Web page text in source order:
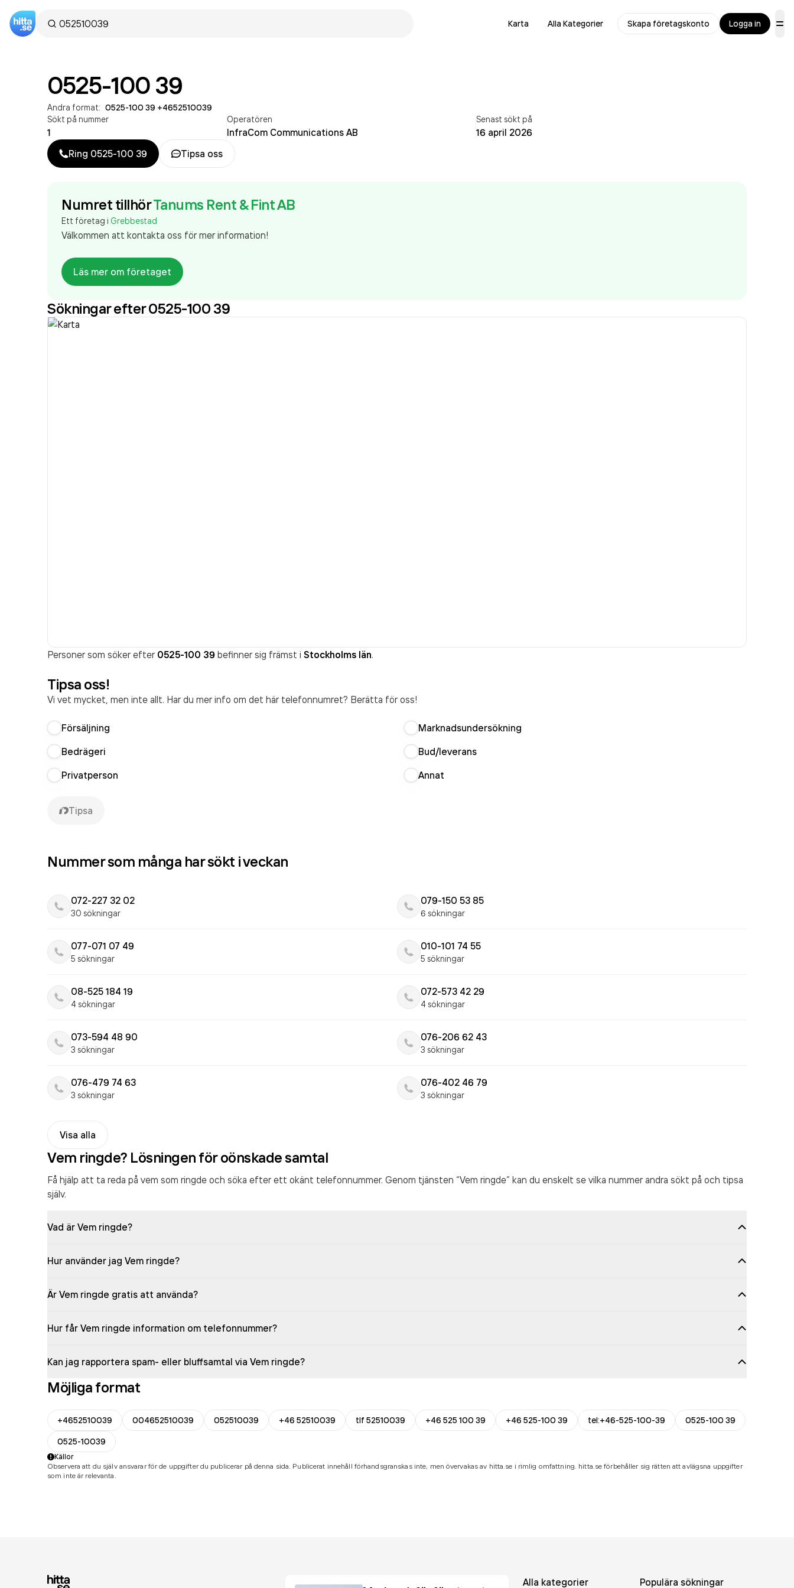
Karta Alla Kategorier Skapa företagskonto Logga in
0525-100 39
Andra format: 0525-100 39 +4652510039
Sökt på nummer
1
Operatören
InfraCom Communications AB
Senast sökt på
16 april 2026
Ring 0525-100 39 Tipsa oss
Numret tillhörTanums Rent & Fint AB
Ett företag i Grebbestad
Välkommen att kontakta oss för mer information!
Läs mer om företaget
Sökningar efter 0525-100 39
Personer som söker efter 0525-100 39 befinner sig främst i Stockholms län.
Tipsa oss!
Vi vet mycket, men inte allt. Har du mer info om det här telefonnumret? Berätta för oss!
Försäljning
Marknadsundersökning
Bedrägeri
Bud/leverans
Privatperson
Annat
Tipsa
Nummer som många har sökt i veckan
072-227 32 02
30 sökningar
079-150 53 85
6 sökningar
077-071 07 49
5 sökningar
010-101 74 55
5 sökningar
08-525 184 19
4 sökningar
072-573 42 29
4 sökningar
073-594 48 90
3 sökningar
076-206 62 43
3 sökningar
076-479 74 63
3 sökningar
076-402 46 79
3 sökningar
Visa alla
Vem ringde? Lösningen för oönskade samtal
Få hjälp att ta reda på vem som ringde och söka efter ett okänt telefonnummer. Genom tjänsten “Vem ringde” kan du enskelt se vilka nummer andra sökt på och tipsa
själv.
Vad är Vem ringde?
Hur använder jag Vem ringde?
Är Vem ringde gratis att använda?
Hur får Vem ringde information om telefonnummer?
Kan jag rapportera spam- eller bluffsamtal via Vem ringde?
Möjliga format
+4652510039 004652510039 052510039 +46 52510039 tlf 52510039 +46 525 100 39 +46 525-100 39 tel:+46-525-100-39
0525-100 39
0525-10039
Källor
Observera att du själv ansvarar för de uppgifter du publicerar på denna sida. Publicerat innehåll förhandsgranskas inte, men övervakas av hitta.se i rimlig omfattning. hitta.se förbehåller sig rätten att avlägsna uppgifter
som inte är relevanta.
Alla kategorier Populära sökningar